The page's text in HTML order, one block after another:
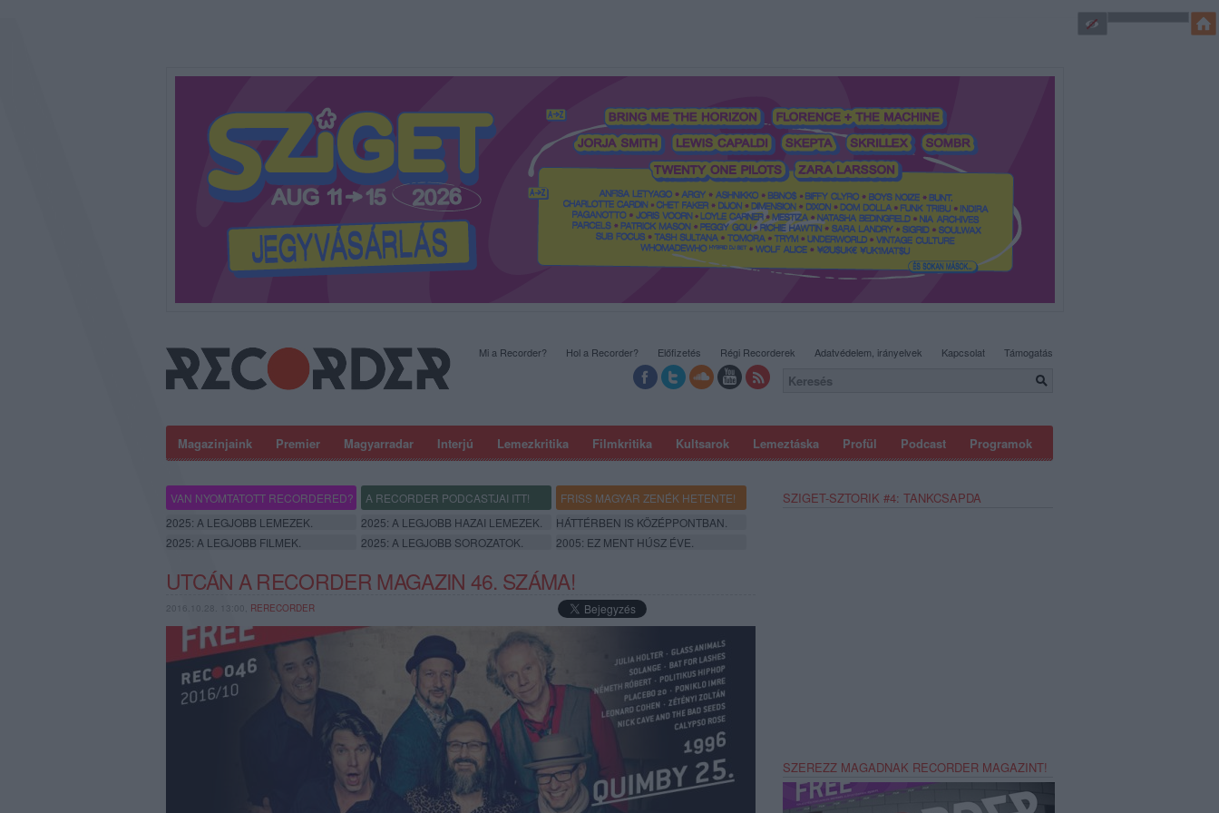
Magazinjaink Premier Magyarradar Interjú Lemezkritika Filmkritika Kultsarok Lemeztáska Profül Podcast Programok
Mi a Recorder? Hol a Recorder? Előfizetés Régi Recorderek Adatvédelem, irányelvek Kapcsolat Támogatás
VAN NYOMTATOTT RECORDERED? A RECORDER PODCASTJAI ITT!
FRISS MAGYAR ZENÉK HETENTE!
2025: A LEGJOBB LEMEZEK.
2025: A LEGJOBB HAZAI LEMEZEK.
HÁTTÉRBEN IS KÖZÉPPONTBAN.
2025: A LEGJOBB FILMEK.
2025: A LEGJOBB SOROZATOK. 2005: EZ MENT HÚSZ ÉVE.
UTCÁN A RECORDER MAGAZIN 46. SZÁMA!
2016.10.28. 13:00, RERECORDER
SZIGET-SZTORIK #4: TANKCSAPDA
SZEREZZ MAGADNAK RECORDER MAGAZINT!
SÜTI BEÁLLÍTÁSOK MÓDOSÍTÁSA